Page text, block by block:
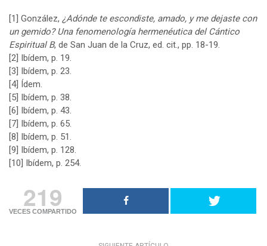
[1] González, ¿Adónde te escondiste, amado, y me dejaste con
un gemido? Una fenomenología hermenéutica del Cántico
Espiritual B, de San Juan de la Cruz, ed. cit., pp. 18-19.
[2] Ibídem, p. 19.
[3] Ibídem, p. 23.
[4] Ídem.
[5] Ibídem, p. 38.
[6] Ibídem, p. 43.
[7] Ibídem, p. 65.
[8] Ibídem, p. 51.
[9] Ibídem, p. 128.
[10] Ibídem, p. 254.
219
VECES COMPARTIDO